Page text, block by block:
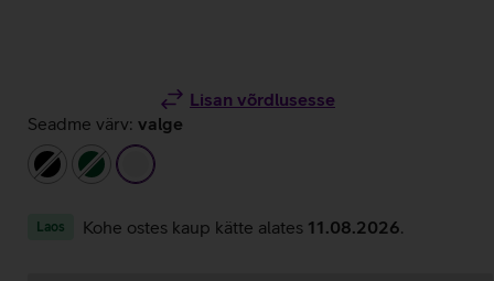
Lisan võrdlusesse
Seadme värv: valge
musttumeroheline
valge
Laos Kohe ostes kaup kätte alates 11.08.2026